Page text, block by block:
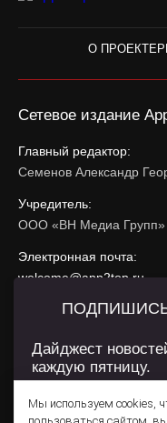
О ПРОЕКТЕ
Сетевое издание
Главный редактор:
Семенов Александр
Учредитель:
ООО «ВН Медиа Групп»
Электронная почта:
welcome@app2top.ru
При использовании
Сайт использует IP
использования
Мы используем cookies,
Дайджест
каждую пятницу.